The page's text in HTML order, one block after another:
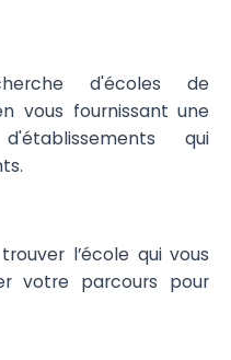
d'écoles de
vous fournissant une
qui
l’école qui vous
votre parcours pour